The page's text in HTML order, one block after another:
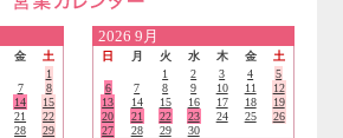
金
土
1
7
8
14
15
21
22
28
29
2026 9月
日 月 火 水 木 金
土
1
2 3 4
5
6
7 8 9 10 11
12
13
14 15 16 17 18
19
20
21 22 23 24 25
26
27
28 29 30